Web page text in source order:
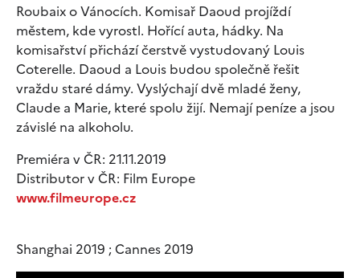
Roubaix o Vánocích. Komisař Daoud projíždí
městem, kde vyrostl. Hořící auta, hádky. Na
komisařství přichází čerstvě vystudovaný Louis
Coterelle. Daoud a Louis budou společně řešit
vraždu staré dámy. Vyslýchají dvě mladé ženy,
Claude a Marie, které spolu žijí. Nemají peníze a jsou
závislé na alkoholu.
Premiéra v ČR: 21.11.2019
Distributor v ČR: Film Europe
www.filmeurope.cz
Shanghai 2019 ; Cannes 2019